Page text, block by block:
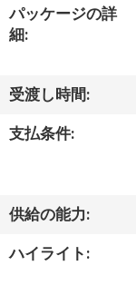
て
工
場
行
パッケージの詳
細:
受渡し時間:
支払条件:
供給の能力:
ハイライト: